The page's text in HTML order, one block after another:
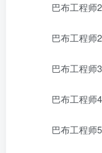
巴布工程师
巴布工程师
巴布工程师
巴布工程师
巴布工程师